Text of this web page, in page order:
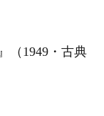
（1949・古典